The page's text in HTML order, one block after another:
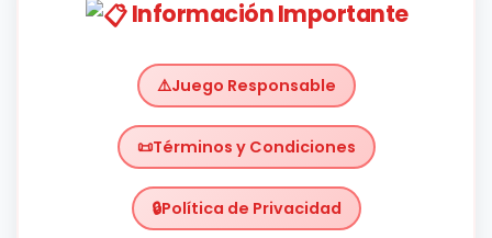
Información Importante
Juego Responsable
Términos y Condiciones
Política de Privacidad